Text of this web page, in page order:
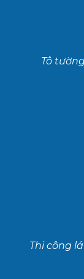
Tô
Thi công